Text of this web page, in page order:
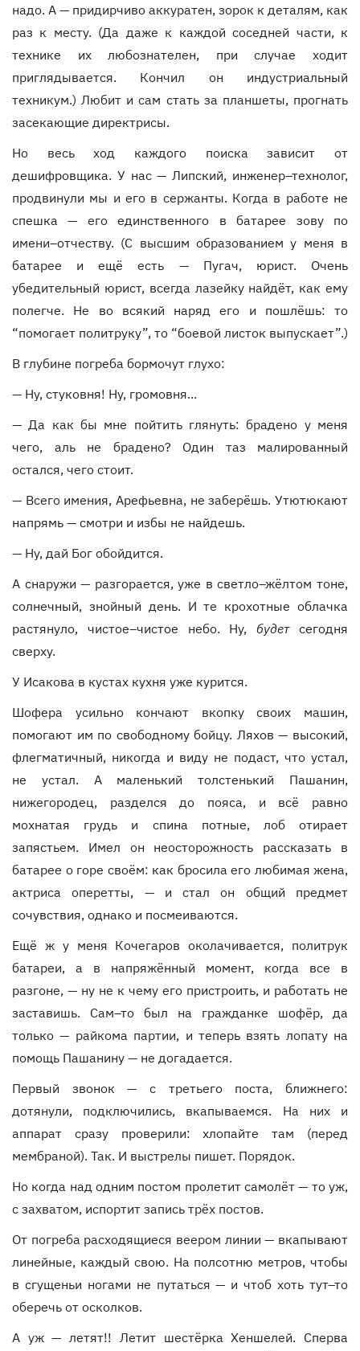
надо. А — придирчиво аккуратен, зорок к деталям, как
раз к месту. (Да даже к каждой соседней части, к
технике их любознателен, при случае ходит
приглядывается. Кончил он индустриальный
техникум.) Любит и сам стать за планшеты, прогнать
засекающие директрисы.
Но весь ход каждого поиска зависит от
дешифровщика. У нас — Липский, инженер–технолог,
продвинули мы и его в сержанты. Когда в работе не
спешка — его единственного в батарее зову по
имени–отчеству. (С высшим образованием у меня в
батарее и ещё есть — Пугач, юрист. Очень
убедительный юрист, всегда лазейку найдёт, как ему
полегче. Не во всякий наряд его и пошлёшь: то
“помогает политруку”, то “боевой листок выпускает”.)
В глубине погреба бормочут глухо:
— Ну, стуковня! Ну, громовня...
— Да как бы мне пойтить глянуть: брадено у меня
чего, аль не брадено? Один таз малированный
остался, чего стоит.
— Всего имения, Арефьевна, не заберёшь. Утютюкают
напрямь — смотри и избы не найдешь.
— Ну, дай Бог обойдится.
А снаружи — разгорается, уже в светло–жёлтом тоне,
солнечный, знойный день. И те крохотные облачка
растянуло, чистое–чистое небо. Ну,будетсегодня
сверху.
У Исакова в кустах кухня уже курится.
Шофера усильно кончают вкопку своих машин,
помогают им по свободному бойцу. Ляхов — высокий,
флегматичный, никогда и виду не подаст, что устал,
не устал. А маленький толстенький Пашанин,
нижегородец, разделся до пояса, и всё равно
мохнатая грудь и спина потные, лоб отирает
запястьем. Имел он неосторожность рассказать в
батарее о горе своём: как бросила его любимая жена,
актриса оперетты, — и стал он общий предмет
сочувствия, однако и посмеиваются.
Ещё ж у меня Кочегаров околачивается, политрук
батареи, а в напряжённый момент, когда все в
разгоне, — ну не к чему его пристроить, и работать не
заставишь. Сам–то был на гражданке шофёр, да
только — райкома партии, и теперь взять лопату на
помощь Пашанину — не догадается.
Первый звонок — с третьего поста, ближнего:
дотянули, подключились, вкапываемся. На них и
аппарат сразу проверили: хлопайте там (перед
мембраной). Так. И выстрелы пишет. Порядок.
Но когда над одним постом пролетит самолёт — то уж,
с захватом, испортит запись трёх постов.
От погреба расходящиеся веером линии — вкапывают
линейные, каждый свою. На полсотню метров, чтобы
в сгущеньи ногами не путаться — и чтоб хоть тут–то
оберечь от осколков.
А уж — летят!! Летит шестёрка Хеншелей. Сперва